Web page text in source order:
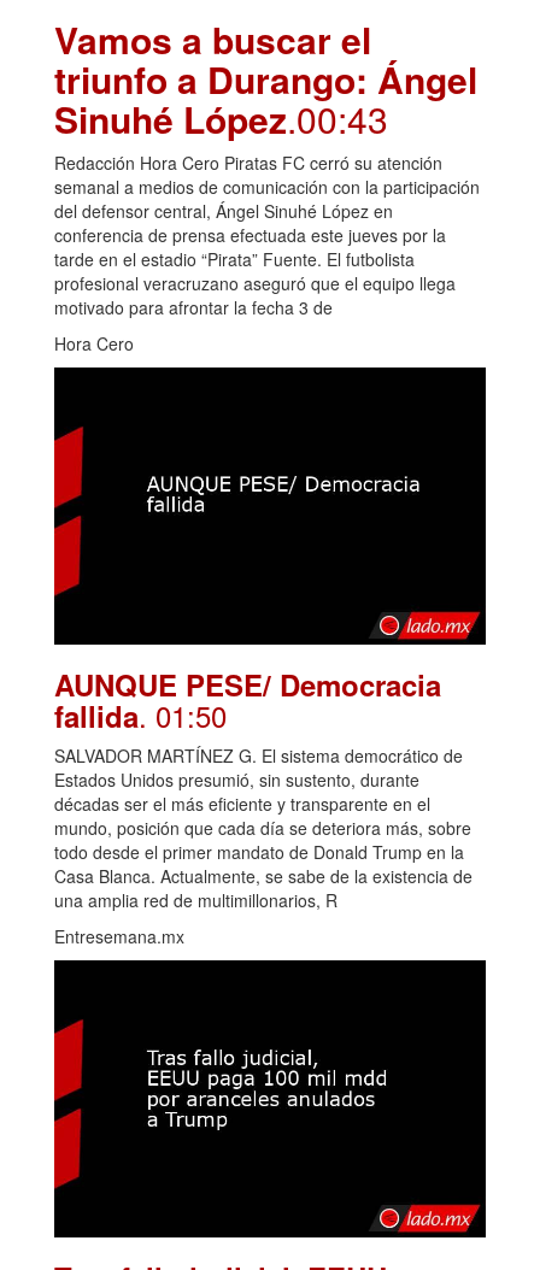
Vamos a buscar el
triunfo a Durango: Ángel
Sinuhé López.00:43
Redacción Hora Cero Piratas FC cerró su atención
semanal a medios de comunicación con la participación
del defensor central, Ángel Sinuhé López en
conferencia de prensa efectuada este jueves por la
tarde en el estadio “Pirata” Fuente. El futbolista
profesional veracruzano aseguró que el equipo llega
motivado para afrontar la fecha 3 de
Hora Cero
AUNQUE PESE/ Democracia
fallida. 01:50
SALVADOR MARTÍNEZ G. El sistema democrático de
Estados Unidos presumió, sin sustento, durante
décadas ser el más eficiente y transparente en el
mundo, posición que cada día se deteriora más, sobre
todo desde el primer mandato de Donald Trump en la
Casa Blanca. Actualmente, se sabe de la existencia de
una amplia red de multimillonarios, R
Entresemana.mx